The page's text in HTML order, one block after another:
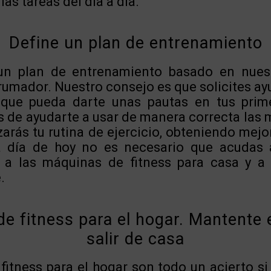
Define un plan de entrenamiento
plan de entrenamiento basado en
Nuestro consejo es que solicites
pueda darte unas pautas en tus
de ayudarte a usar de manera correcta las
tu rutina de ejercicio, obteniendo
día de hoy no es necesario que acudas
a las máquinas de fitness para casa y a
fitness para el hogar. Mantente
salir de casa
para el hogar son todo un acierto si